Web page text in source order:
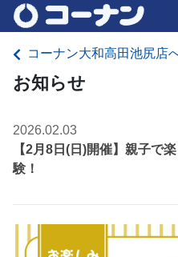
コーナン大和高田池尻店
お知らせ
2026.02.03
【2月8日(日)開催】親子で
験！